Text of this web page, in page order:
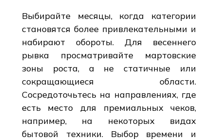
Выбирайте месяцы, когда категории
становятся более привлекательными и
набирают обороты. Для весеннего
рывка просматривайте мартовские
зоны роста, а не статичные или
сокращающиеся области.
Сосредоточьтесь на направлениях, где
есть место для премиальных чеков,
например, на некоторых видах
бытовой техники. Выбор времени и